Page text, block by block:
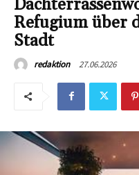
Refugium über
Stadt
redaktion 27.06.2026